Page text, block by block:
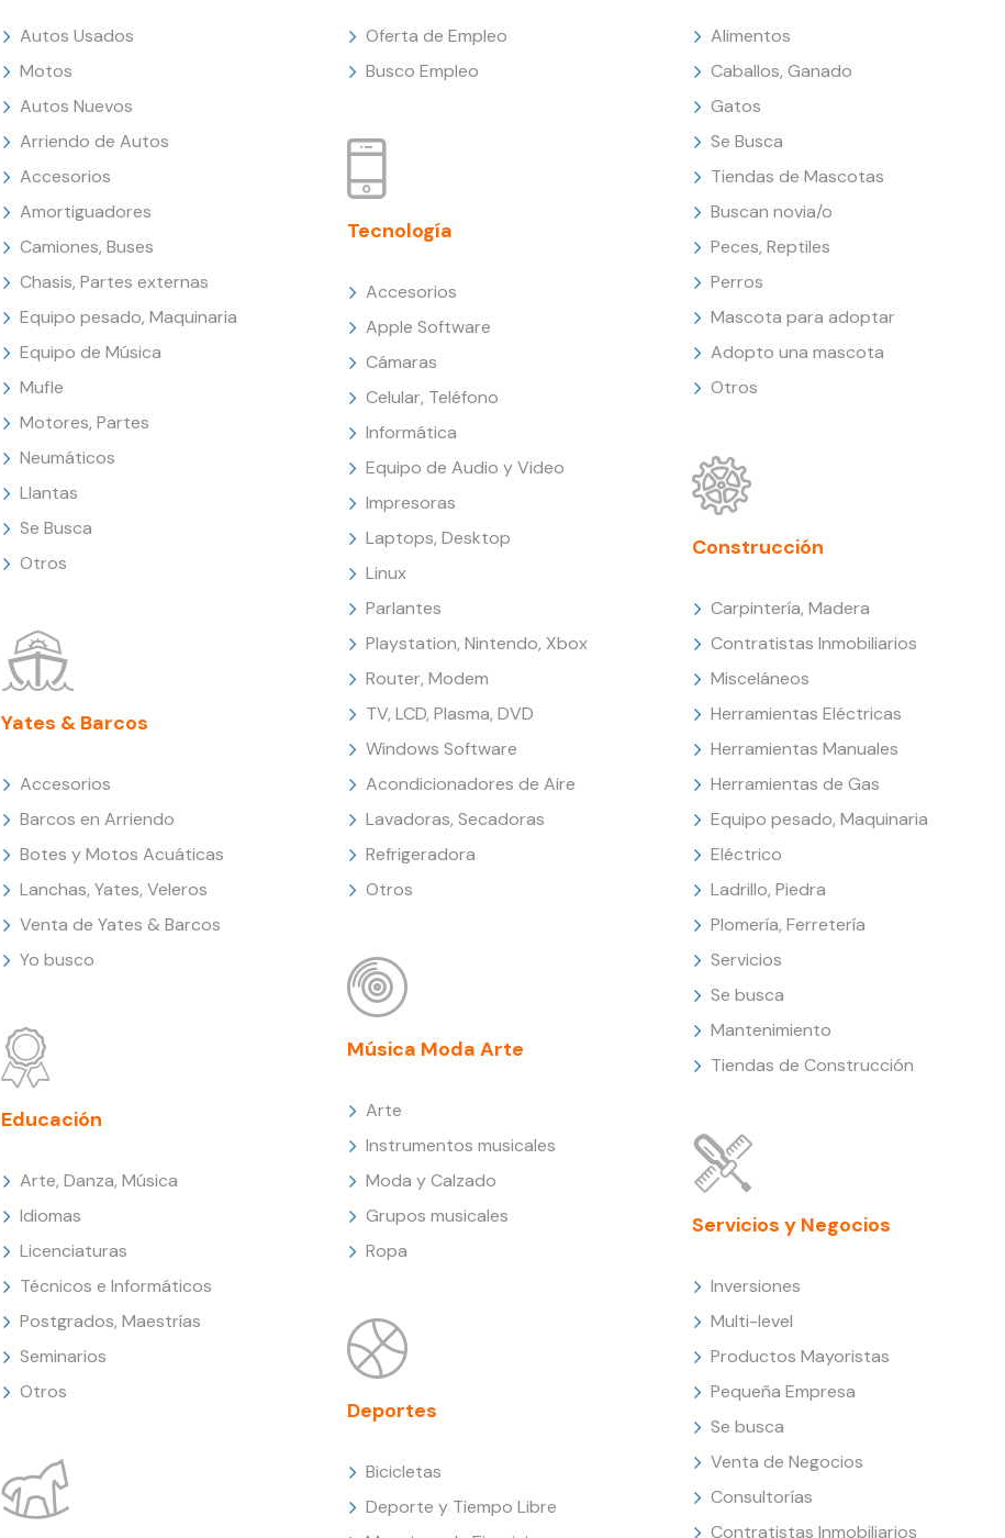
Autos Usados
Motos
Autos Nuevos
Arriendo de Autos
Accesorios
Amortiguadores
Camiones, Buses
Chasis, Partes externas
Equipo pesado, Maquinaria
Equipo de Música
Mufle
Motores, Partes
Neumáticos
Llantas
Se Busca
Otros
Yates & Barcos
Accesorios
Barcos en Arriendo
Botes y Motos Acuáticas
Lanchas, Yates, Veleros
Venta de Yates & Barcos
Yo busco
Educación
Arte, Danza, Música
Idiomas
Licenciaturas
Técnicos e Informáticos
Postgrados, Maestrías
Seminarios
Otros
Oferta de Empleo
Busco Empleo
Tecnología
Accesorios
Apple Software
Cámaras
Celular, Teléfono
Informática
Equipo de Audio y Video
Impresoras
Laptops, Desktop
Linux
Parlantes
Playstation, Nintendo, Xbox
Router, Modem
TV, LCD, Plasma, DVD
Windows Software
Acondicionadores de Aire
Lavadoras, Secadoras
Refrigeradora
Otros
Música Moda Arte
Arte
Instrumentos musicales
Moda y Calzado
Grupos musicales
Ropa
Deportes
Bicicletas
Deporte y Tiempo Libre
Alimentos
Caballos, Ganado
Gatos
Se Busca
Tiendas de Mascotas
Buscan novia/o
Peces, Reptiles
Perros
Mascota para adoptar
Adopto una mascota
Otros
Construcción
Carpintería, Madera
Contratistas Inmobiliarios
Misceláneos
Herramientas Eléctricas
Herramientas Manuales
Herramientas de Gas
Equipo pesado, Maquinaria
Eléctrico
Ladrillo, Piedra
Plomería, Ferretería
Servicios
Se busca
Mantenimiento
Tiendas de Construcción
Servicios y Negocios
Inversiones
Multi-level
Productos Mayoristas
Pequeña Empresa
Se busca
Venta de Negocios
Consultorías
Contratistas Inmobiliarios